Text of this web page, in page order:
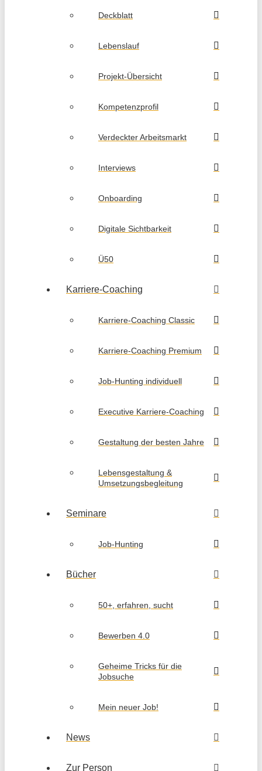
Deckblatt
Lebenslauf
Projekt-Übersicht
Kompetenzprofil
Verdeckter Arbeitsmarkt
Interviews
Onboarding
Digitale Sichtbarkeit
Ü50
Karriere-Coaching
Karriere-Coaching Classic
Karriere-Coaching Premium
Job-Hunting individuell
Executive Karriere-Coaching
Gestaltung der besten Jahre
Lebensgestaltung &
Umsetzungsbegleitung
Seminare
Job-Hunting
Bücher
50+, erfahren, sucht
Bewerben 4.0
Geheime Tricks für die
Jobsuche
Mein neuer Job!
News
Zur Person